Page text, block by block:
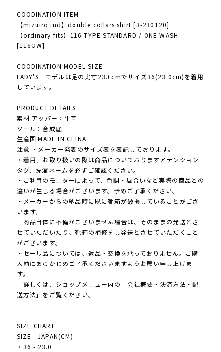
COODINATION ITEM
【mizuiro ind】double collars shirt [3-230120]
【ordinary fits】116 TYPE STANDARD / ONE WASH
[116OW]
COODINATION MODEL SIZE
LADY'S モデルは足の実寸23.0cmでサイズ36(23.0cm)を着用
しています。
PRODUCT DETAILS
素材 アッパー：牛革
ソール：合成底
生産国 MADE IN CHINA
注意 ・メーカー発表のサイズ表を表記しております。
・着用、お取り扱いの際は商品についておりますアテンション
タグ、洗濯ネームを必ずご確認ください。
・ご利用のモニターによって、色調・風合いなど実際の商品との
違いが生じる場合がございます。予めご了承ください。
・メーカーからの納品時に既に靴箱が破損していることがござ
います。
商品自体に不備がございません場合は、そのままの発送とさ
せていただいたり、靴箱の補修をし発送とさせていただくこと
がございます。
・セール品については、返品・交換を承っておりません。ご購
入前にあらかじめご了承くださいますようお願い申し上げま
す。
詳しくは、ショップメニュー内の「会社概要・決済方法・配
送方法」をご覧ください。
SIZE CHART
SIZE - JAPAN(CM)
・36 - 23.0